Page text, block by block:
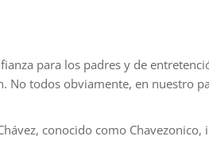
para los padres y de
No todos obviamente, en nuestro
conocido como Chavezonico,